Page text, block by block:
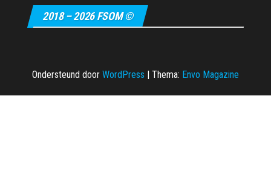
2018 – 2026 FSOM ©
Ondersteund door WordPress | Thema: Envo Magazine